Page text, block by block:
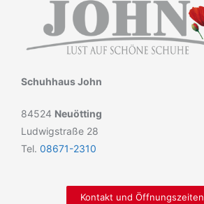
Schuhhaus John
84524 Neuötting
Ludwigstraße 28
Tel. 08671-2310
Kontakt und Öffnungszeiten